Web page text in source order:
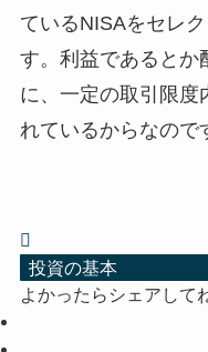
ているNISAをセレ
す。利益であるとか
に、一定の取引限度
れているからなので
投資の基本
よかったらシェアして